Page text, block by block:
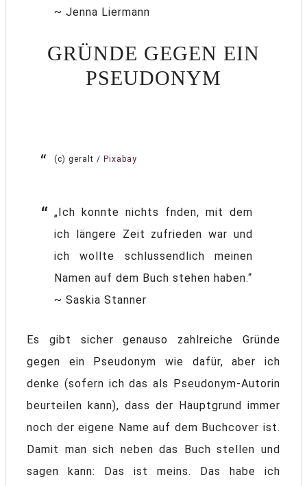
~ Jenna Liermann
GRÜNDE GEGEN EIN
PSEUDONYM
(c) geralt / Pixabay
„Ich konnte nichts fnden, mit dem
ich längere Zeit zufrieden war und
ich wollte schlussendlich meinen
Namen auf dem Buch stehen haben.“
~ Saskia Stanner
Es gibt sicher genauso zahlreiche Gründe
gegen ein Pseudonym wie dafür, aber ich
denke (sofern ich das als Pseudonym-Autorin
beurteilen kann), dass der Hauptgrund immer
noch der eigene Name auf dem Buchcover ist.
Damit man sich neben das Buch stellen und
sagen kann: Das ist meins. Das habe ich